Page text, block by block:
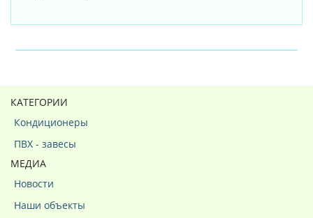
КАТЕГОРИИ
Кондиционеры
ПВХ - завесы
МЕДИА
Новости
Наши объекты